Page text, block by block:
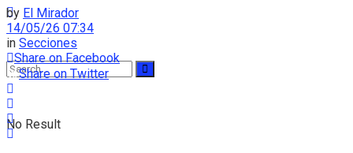
No Result
by El Mirador
14/05/26 07:34
in Secciones
Share on Facebook
Share on Twitter